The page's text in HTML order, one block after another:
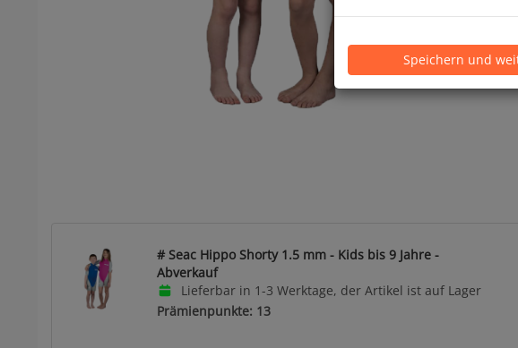
# Seac Hippo Shorty 1.5 mm - Kids bis 9 Jahre -
Abverkauf
Lieferbar in 1-3 Werktage, der Artikel ist auf Lager
Prämienpunkte: 13
Speichern und